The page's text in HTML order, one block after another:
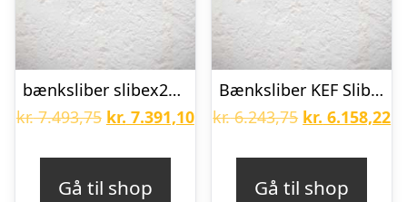
bænksliber slibex200eb kef
kr.7.493,75 Den
kr. 7.391,10Den
Gå til shop
Bænksliber KEF Slibex 150 GB
kr.6.243,75 Den
kr. 6.158,22
Gå til shop